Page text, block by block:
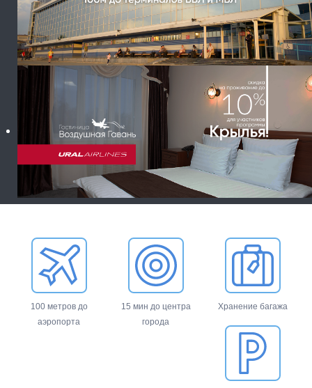
100 метров до
аэропорта
15 мин до центра
города
Хранение багажа